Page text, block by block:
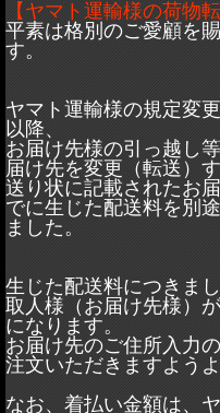
【ヤマト運輸様の荷物
平素は格別のご愛顧を
す。
ヤマト運輸様の規定変
以降、
お届け先様の引っ越し
届け先を変更（転送）す
送り状に記載されたお
でに生じた配送料を別
ました。
生じた配送料につきま
取人様（お届け先様）
になります。
お届け先のご住所入力
注文いただきますよう
なお、着払い金額は、